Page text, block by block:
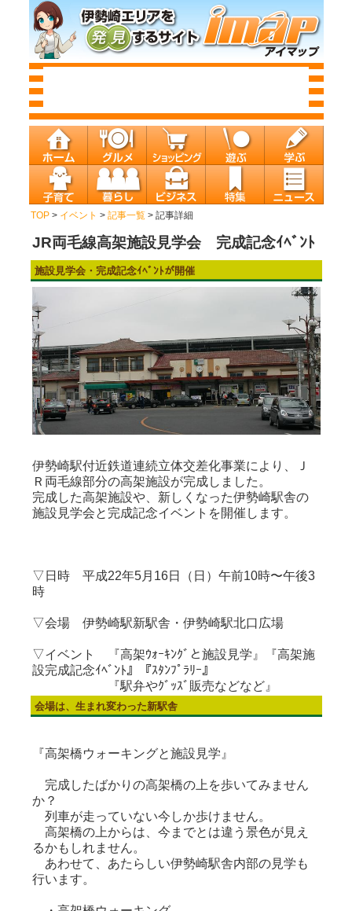
TOP> イベント > 記事一覧> 記事詳細
JR両毛線高架施設見学会 完成記念ｲﾍﾞﾝﾄ
施設見学会・完成記念ｲﾍﾞﾝﾄが開催
伊勢崎駅付近鉄道連続立体交差化事業により、Ｊ
Ｒ両毛線部分の高架施設が完成しました。
完成した高架施設や、新しくなった伊勢崎駅舎の
施設見学会と完成記念イベントを開催します。
▽日時 平成22年5月16日（日）午前10時〜午後3
時
▽会場 伊勢崎駅新駅舎・伊勢崎駅北口広場
▽イベント 『高架ｳｫｰｷﾝｸﾞと施設見学』『高架施
設完成記念ｲﾍﾞﾝﾄ』『ｽﾀﾝﾌﾟﾗﾘｰ』
『駅弁やｸﾞｯｽﾞ販売などなど』
会場は、生まれ変わった新駅舎
『高架橋ウォーキングと施設見学』
完成したばかりの高架橋の上を歩いてみません
か？
列車が走っていない今しか歩けません。
高架橋の上からは、今までとは違う景色が見え
るかもしれません。
あわせて、あたらしい伊勢崎駅舎内部の見学も
行います。